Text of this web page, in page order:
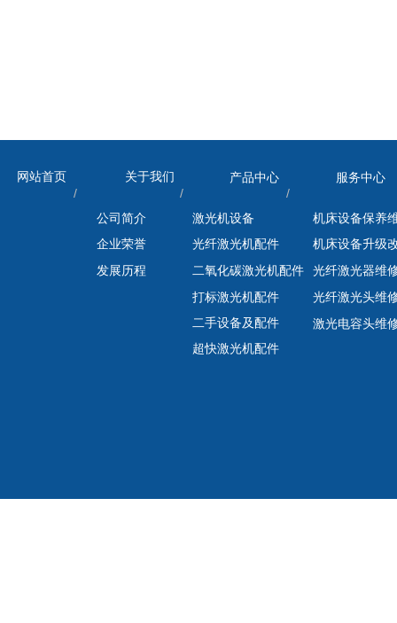
网站首页 产品中心
关于我们 服务中心
光纤激光头维
机床设备升级
二手设备及配件
打标激光机配件
二氧化碳激光机配件
光纤激光机配件
激光机设备
发展历程
企业荣誉
公司简介
/ / /
超快激光机配件
激光电容头维
机床设备保养
光纤激光器维